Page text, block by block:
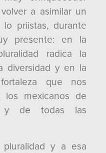
a asimilar un
priistas, durante
presente: en la
radica la
diversidad y en la
que nos
los mexicanos de
y de todas las
y a esa